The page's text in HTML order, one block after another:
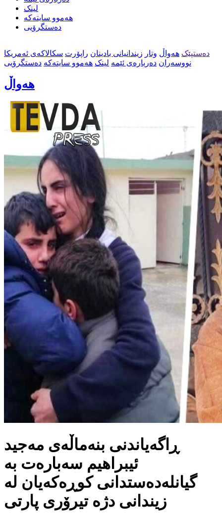
لینک
هەموو سایتەکە
دەستگرۆیی
دەستپێک هەواڵ وتار زیندانیانی بادینان راپۆرت سکالاکەی ئەمریکا
نووسەران دەربارەی ئێمە لینک هەموو سایتەکە دەستگرۆیی
هەواڵ
ڕاگەیاندنی بنەماڵەی مەجید
ئیبراهیم سەبارەت بە
گیانلەدەستدانی کوڕەکەیان لە
زیندانی دژە تیرۆری پارتی